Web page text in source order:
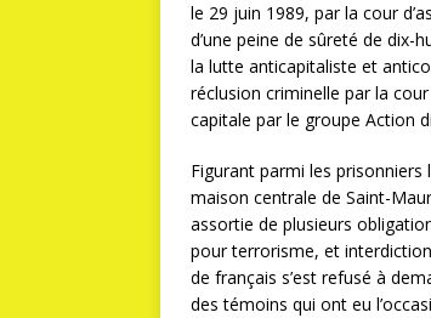
le 29 juin 1989, par la cour
d’une peine de sûreté de dix-
la lutte anticapitaliste et
réclusion criminelle par la
capitale par le groupe Action
Figurant parmi les
maison centrale de Saint-
assortie de plusieurs
pour terrorisme, et
de français s’est refusé à
des témoins qui ont eu